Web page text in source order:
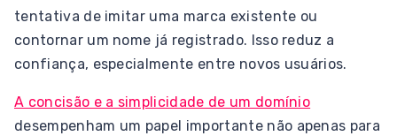
tentativa de imitar uma marca existente ou
contornar um nome já registrado. Isso reduz a
confiança, especialmente entre novos usuários.
A concisão e a simplicidade de um domínio
desempenham um papel importante não apenas para